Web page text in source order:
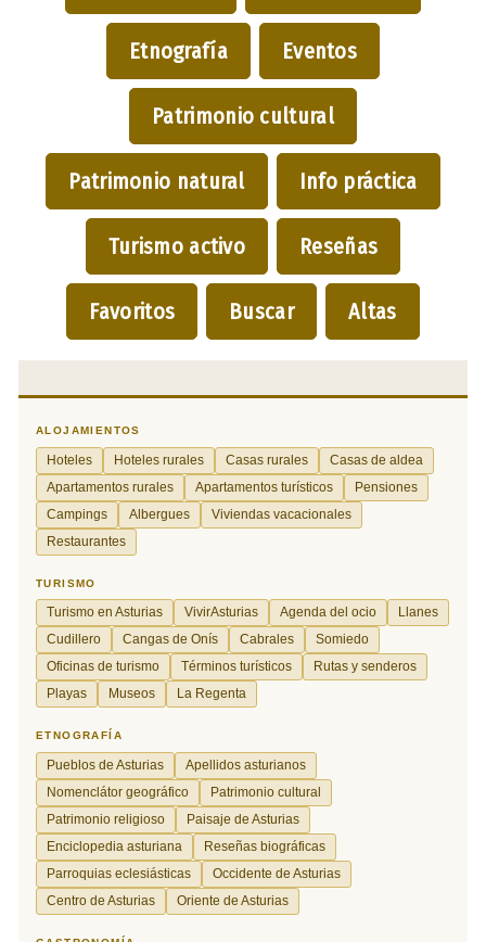
Etnografía Eventos
Patrimonio cultural
Patrimonio natural Info práctica
Turismo activo Reseñas
Favoritos Buscar Altas